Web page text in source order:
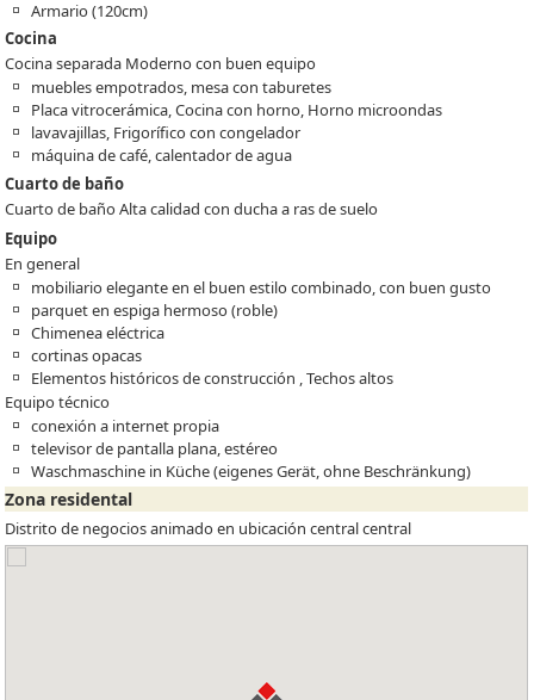
Armario (120cm)
Cocina
Cocina separada Moderno con buen equipo
muebles empotrados, mesa con taburetes
Placa vitrocerámica, Cocina con horno, Horno microondas
lavavajillas, Frigorífico con congelador
máquina de café, calentador de agua
Cuarto de baño
Cuarto de baño Alta calidad con ducha a ras de suelo
Equipo
En general
mobiliario elegante en el buen estilo combinado, con buen gusto
parquet en espiga hermoso (roble)
Chimenea eléctrica
cortinas opacas
Elementos históricos de construcción , Techos altos
Equipo técnico
conexión a internet propia
televisor de pantalla plana, estéreo
Waschmaschine in Küche (eigenes Gerät, ohne Beschränkung)
Zona residental
Distrito de negocios animado en ubicación central central